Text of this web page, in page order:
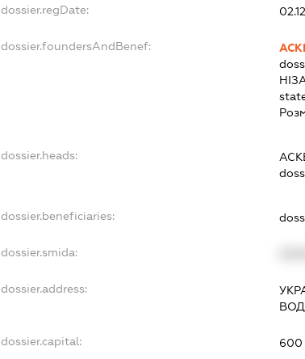
dossier.regDate:
dossier.foundersAndBenef:
dossier.heads:
dossier.beneficiaries:
dossier.smida:
dossier.address:
dossier.capital: 600